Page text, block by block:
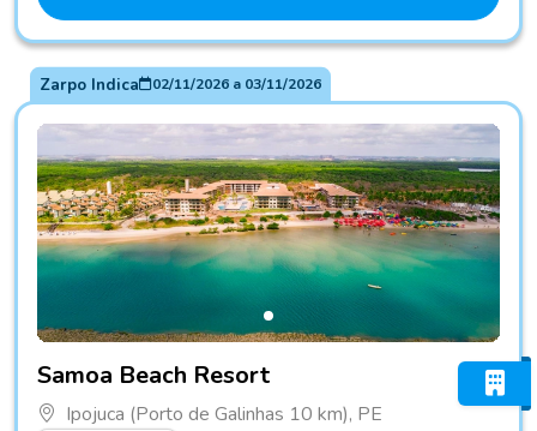
Zarpo Indica 02/11/2026a 03/11/2026
Samoa Beach Resort
Ipojuca (Porto de Galinhas 10 km), PE